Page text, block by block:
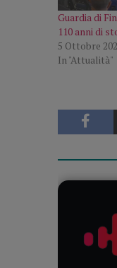
Guardia di
110 anni di
5 Ottobre
In "Attualità"